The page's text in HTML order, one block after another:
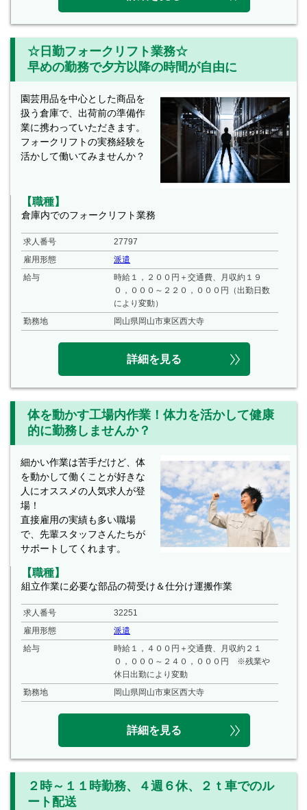
☆日勤フォークリフト業務☆
早めの勤務で夕方以降の時間が自由に
園芸用品を中心とした商品を
扱う倉庫で、出荷前の準備作
業に携わっていただきます。
フォークリフトの実務経験を
活かして働いてみませんか？
【職種】
倉庫内でのフォークリフト業務
求人番号
27797
雇用形態
派遣
給与
時給１，２００円＋交通費、月収約１９
０，０００～２２０，０００円（出勤日数
により変動）
勤務地
岡山県岡山市東区西大寺
詳細を見る
体を動かす工場内作業！体力を活かして健康
的に勤務しませんか？
細かい作業は苦手だけど、体
を動かして働くことが好きな
人にオススメの人気求人が登
場！
直接雇用の実績も多い職場
で、先輩スタッフさんたちが
サポートしてくれます。
【職種】
組立作業に必要な部品の荷受け＆仕分け運搬作業
求人番号
32251
雇用形態
派遣
給与
時給１，４００円＋交通費、月収約２１
０，０００～２４０，０００円 ※残業や
休日出勤により変動
勤務地
岡山県岡山市東区西大寺
詳細を見る
２時～１１時勤務、４週６休、２ｔ車でのル
ート配送